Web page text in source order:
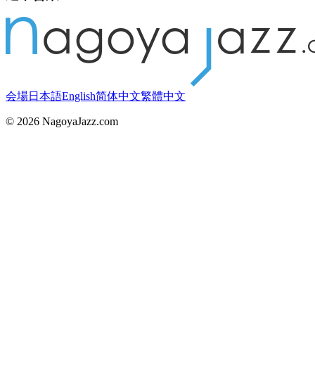
会場日本語English简体中文繁體中文
© 2026 NagoyaJazz.com